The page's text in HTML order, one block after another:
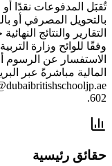
بالتحويل المصرفي أو
التقارير والنتائج
وفقًا للوائح وزارة
الاستفسار عن الرسوم
المالية مباشرةً عبر
602.
حقائق رئيسية